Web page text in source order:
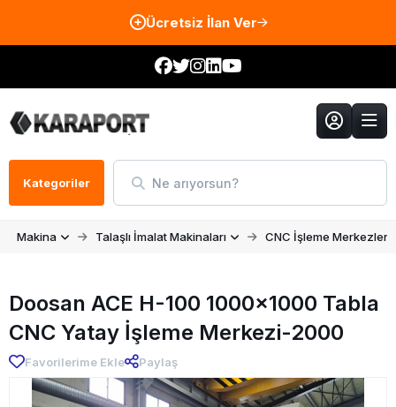
Ücretsiz İlan Ver
Kategoriler Ne arıyorsun?
Makina Talaşlı İmalat Makinaları CNC İşleme Merkezleri
Doosan ACE H-100 1000x1000 Tabla
CNC Yatay İşleme Merkezi-2000
Favorilerime Ekle Paylaş